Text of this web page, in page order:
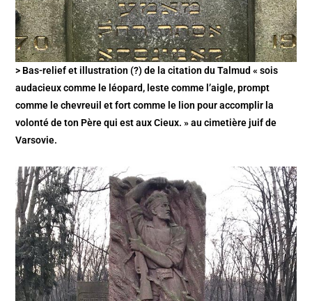
> Bas-relief et illustration (?) de la citation du Talmud « sois
audacieux comme le léopard, leste comme l’aigle, prompt
comme le chevreuil et fort comme le lion pour accomplir la
volonté de ton Père qui est aux Cieux. » au cimetière juif de
Varsovie.